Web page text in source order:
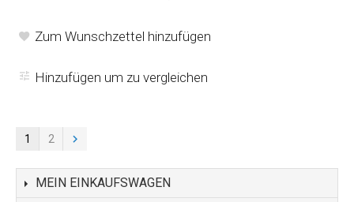
Zum Wunschzettel hinzufügen
Hinzufügen um zu vergleichen
1 2
MEIN EINKAUFSWAGEN